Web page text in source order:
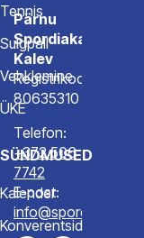
Tennis
Sulgpall
Vehklemine
ÜKE
SÜNDMUSED
Kalender
Konverentsid
Pärnu
Spordiakadeemia
Kalev
Registrikood
80635310
Telefon:
+372 506
7742
E-post: